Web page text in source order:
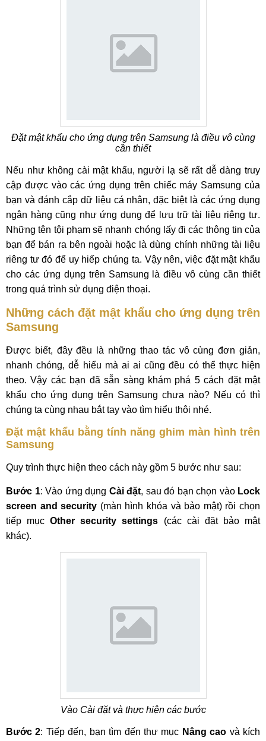
Đặt mật khẩu cho ứng dụng trên Samsung là điều vô cùng
cần thiết
Nếu như không cài mật khẩu, người lạ sẽ rất dễ dàng truy
cập được vào các ứng dụng trên chiếc máy Samsung của
bạn và đánh cắp dữ liệu cá nhân, đặc biệt là các ứng dụng
ngân hàng cũng như ứng dụng để lưu trữ tài liệu riêng tư.
Những tên tội phạm sẽ nhanh chóng lấy đi các thông tin của
bạn để bán ra bên ngoài hoặc là dùng chính những tài liệu
riêng tư đó để uy hiếp chúng ta. Vậy nên, việc đặt mật khẩu
cho các ứng dụng trên Samsung là điều vô cùng cần thiết
trong quá trình sử dụng điện thoại.
Những cách đặt mật khẩu cho ứng dụng trên
Samsung
Được biết, đây đều là những thao tác vô cùng đơn giản,
nhanh chóng, dễ hiểu mà ai ai cũng đều có thể thực hiện
theo. Vậy các bạn đã sẵn sàng khám phá 5 cách đặt mật
khẩu cho ứng dụng trên Samsung chưa nào? Nếu có thì
chúng ta cùng nhau bắt tay vào tìm hiểu thôi nhé.
Đặt mật khẩu bằng tính năng ghim màn hình trên
Samsung
Quy trình thực hiện theo cách này gồm 5 bước như sau:
Bước 1: Vào ứng dụng Cài đặt, sau đó bạn chọn vào Lock
screen and security (màn hình khóa và bảo mật) rồi chọn
tiếp mục Other security settings (các cài đặt bảo mật
khác).
Vào Cài đặt và thực hiện các bước
Bước 2: Tiếp đến, bạn tìm đến thư mục Nâng cao và kích